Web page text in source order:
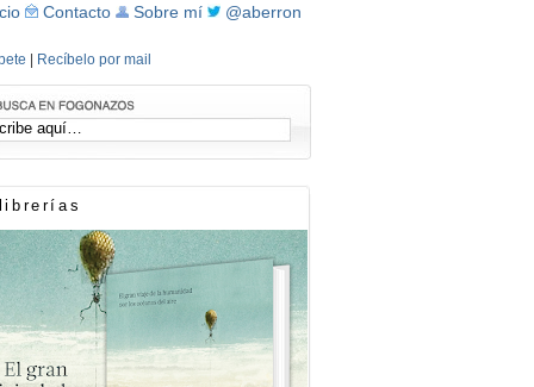
Contacto Sobre mí @aberron
Recíbelo por mail